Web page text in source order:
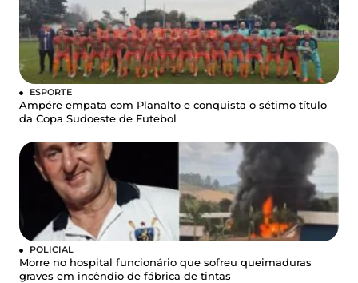
ESPORTE
Ampére empata com Planalto e conquista o sétimo título
da Copa Sudoeste de Futebol
POLICIAL
Morre no hospital funcionário que sofreu queimaduras
graves em incêndio de fábrica de tintas